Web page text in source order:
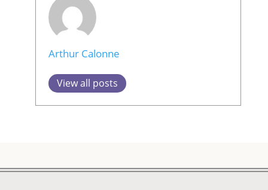
Arthur Calonne
View all posts